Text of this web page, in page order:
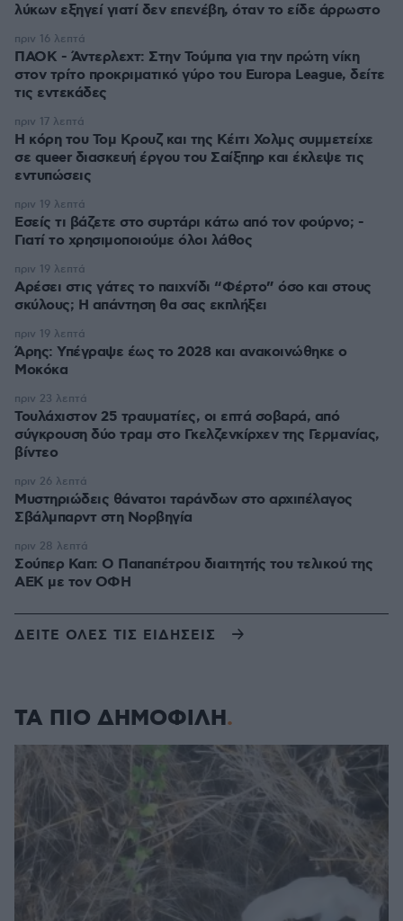
λύκων εξηγεί γιατί δεν επενέβη, όταν το είδε άρρωστο
ΠΑΟΚ - Άντερλεχτ: Στην Τούμπα για την πρώτη νίκη
στον τρίτο προκριματικό γύρο του Europa League, δείτε
τις εντεκάδες
πριν 16 λεπτά
Η κόρη του Τομ Κρουζ και της Κέιτι Χολμς συμμετείχε
σε queer διασκευή έργου του Σαίξπηρ και έκλεψε τις
εντυπώσεις
πριν 17 λεπτά
Εσείς τι βάζετε στο συρτάρι κάτω από τον φούρνο; -
Γιατί το χρησιμοποιούμε όλοι λάθος
πριν 19 λεπτά
Αρέσει στις γάτες το παιχνίδι “Φέρτο” όσο και στους
σκύλους; Η απάντηση θα σας εκπλήξει
πριν 19 λεπτά
Άρης: Υπέγραψε έως το 2028 και ανακοινώθηκε ο
Μοκόκα
πριν 19 λεπτά
Τουλάχιστον 25 τραυματίες, οι επτά σοβαρά, από
σύγκρουση δύο τραμ στο Γκελζενκίρχεν της Γερμανίας,
βίντεο
πριν 23 λεπτά
Μυστηριώδεις θάνατοι ταράνδων στο αρχιπέλαγος
Σβάλμπαρντ στη Νορβηγία
πριν 26 λεπτά
Σούπερ Καπ: Ο Παπαπέτρου διαιτητής του τελικού της
ΑΕΚ με τον ΟΦΗ
πριν 28 λεπτά
ΔΕΙΤΕ ΟΛΕΣ ΤΙΣ ΕΙΔΗΣΕΙΣ
ΤΑ ΠΙΟ ΔΗΜΟΦΙΛΗ